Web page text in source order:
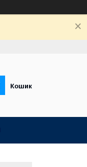
Кошик